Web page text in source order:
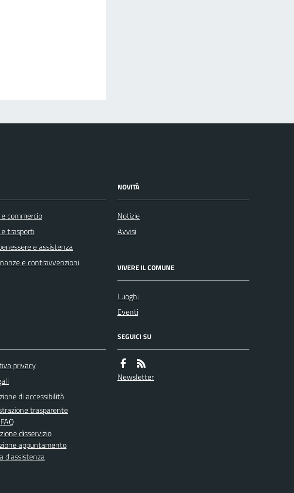
commercio
trasporti
e assistenza
e contravvenzioni
NOVITÀ
Notizie
Avvisi
VIVERE IL COMUNE
Luoghi
Eventi
privacy
di accessibilità
trasparente
disservizio
appuntamento
d'assistenza
SEGUICI SU
Newsletter